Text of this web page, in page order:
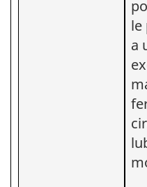
le
a